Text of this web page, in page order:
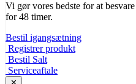
Vi gør vores bedste for at
for 48 timer.
Bestil igangsætning
Registrer produkt
Bestil Salt
Serviceaftale